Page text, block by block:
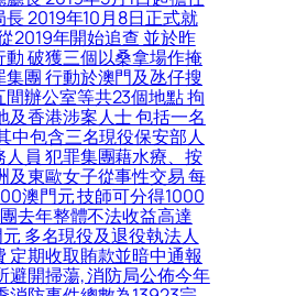
2019年10月8日正式就
2019年開始追查 並於昨
動 破獲三個以桑拿場作掩
團 行動於澳門及氹仔搜
辦公室等共23個地點 拘
及香港涉案人士 包括一名
中包含三名現役保安部人
人員 犯罪集團藉水療、按
及東歐女子從事性交易 每
澳門元 技師可分得1000
去年整體不法收益高達
多名現役及退役執法人
定期收取賄款並暗中通報
避開掃蕩, 消防局公佈今年